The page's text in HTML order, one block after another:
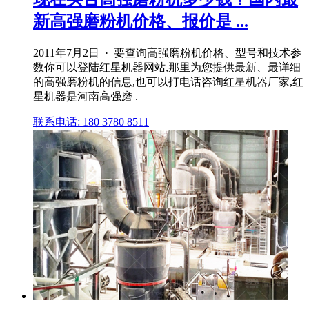
新高强磨粉机价格、报价是 ...
2011年7月2日 · 要查询高强磨粉机价格、型号和技术参
数你可以登陆红星机器网站,那里为您提供最新、最详细
的高强磨粉机的信息,也可以打电话咨询红星机器厂家,红
星机器是河南高强磨 .
联系电话: 180 3780 8511